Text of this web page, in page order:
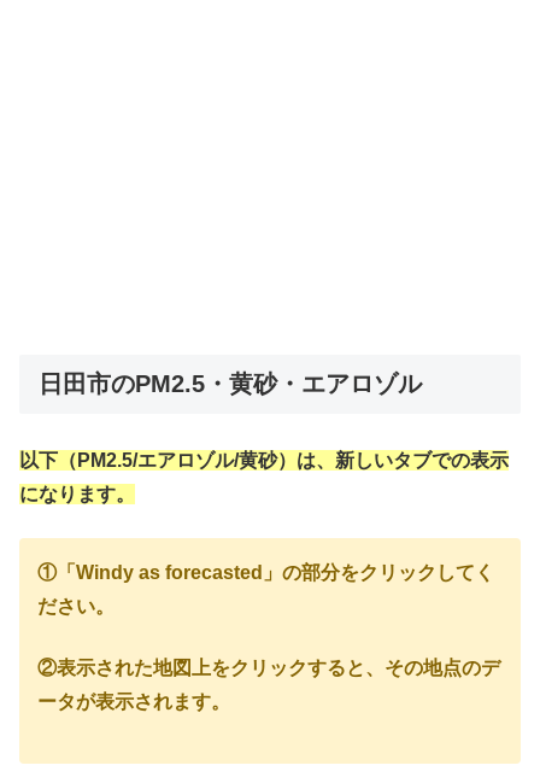
日田市のPM2.5・黄砂・エアロゾル
以下（PM2.5/エアロゾル/黄砂）は、新しいタブでの表示
になります。
①「Windy as forecasted」の部分をクリックしてく
ださい。
②表示された地図上をクリックすると、その地点のデ
ータが表示されます。